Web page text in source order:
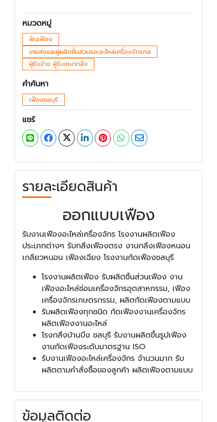
หมวดหมู่
ฟันเฟือง
ขายส่งและผู้ผลิตชิ้นส่วนและอะไหล่เครื่องจักรกล
ผู้รับจ้าง ผู้รับเหมากลึง
คำค้นหา
เฟืองชลบุรี
แชร์
รายละเอียดสินค้า
ออกแบบเฟือง
รับงานเฟืองอะไหล่เครื่องจักร โรงงานผลิตเฟือง
ประเภทต่างๆ รับกลึงเฟืองตรง งานกลึงเฟืองหนอน
เกลียวหนอน เฟืองเฉียง โรงงานกัดเฟืองชลบุรี
โรงงานผลิตเฟือง รับผลิตชิ้นส่วนเฟือง งาน
เฟืองอะไหล่ซ่อมเครื่องจักรอุตสาหกรรม, เฟือง
เครื่องจักรเกษตรกรรม, ผลิตกัดเฟืองตามแบบ
รับผลิตเฟืองทุกชนิด กัดเฟืองงานเครื่องจักร
ผลิตเฟืองงานอะไหล่
โรงกลึงบ้านบึง ชลบุรี รับงานผลิตขึ้นรูปเฟือง
งานกัดเฟืองระดับมาตรฐาน ISO
รับงานเฟืองอะไหล่เครื่องจักร จำนวนมาก รับ
ผลิตตามคำสั่งซื้อของลูกค้า ผลิตเฟืองตามแบบ
ข้อมูลติดต่อ